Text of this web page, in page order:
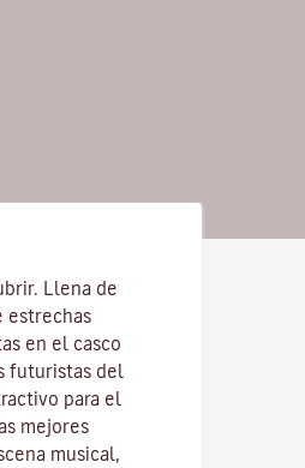
Llena de
estrechas
en el casco
futuristas del
para el
mejores
musical,